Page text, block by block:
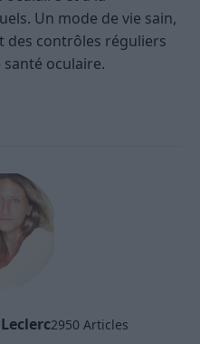
Un mode de vie sain,
des contrôles réguliers
santé oculaire.
2950 Articles